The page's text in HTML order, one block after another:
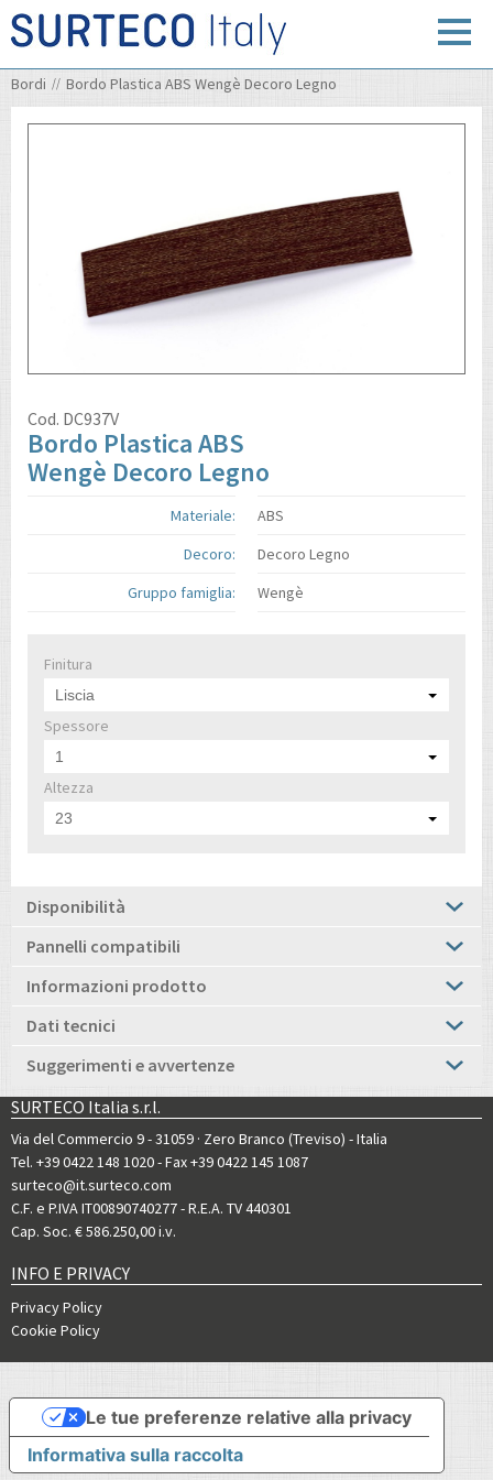
Bordi Bordo Plastica ABS Wengè Decoro Legno
Cod. DC937V
Bordo Plastica ABS
Wengè Decoro Legno
Materiale:
Decoro:
Gruppo famiglia:
ABS
Decoro Legno
Wengè
Finitura
Liscia
Spessore
1
Altezza
23
Disponibilità
Pannelli compatibili
Informazioni prodotto
Dati tecnici
Suggerimenti e avvertenze
SURTECO Italia s.r.l.
Via del Commercio 9 - 31059 · Zero Branco (Treviso) - Italia
Tel. +39 0422 148 1020- Fax +39 0422 145 1087
surteco@it.surteco.com
C.F. e P.IVA IT00890740277 - R.E.A. TV 440301
Cap. Soc. € 586.250,00 i.v.
INFO E PRIVACY
Privacy Policy
Cookie Policy
Informativa sulla raccolta
Le tue preferenze relative alla privacy